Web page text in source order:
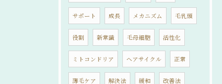
サポート 成長 メカニズム 毛乳頭
役割 新常識 毛母細胞 活性化
ミトコンドリア ヘアサイクル 正常
薄毛ケア 解決法 緩和 改善法